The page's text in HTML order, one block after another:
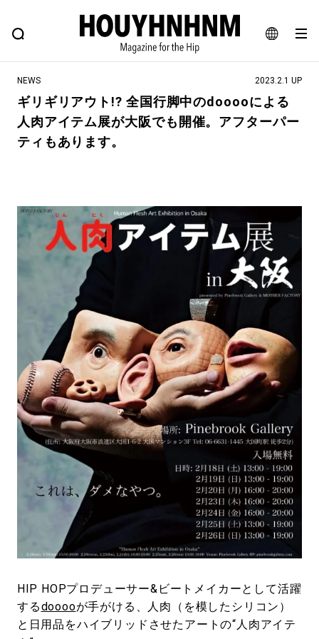
JA
EN
FEATURE BLOG SNAP
ヒップなファッション、カルチャー、ライフスタイルWEBマガジン
#注目のタグ
#NEW VINTAGE #マイナーグッド図鑑
#路地裏てぃーん。 #MONTHLY JOURNAL
#GH 銘品の所以 #フイナムのYouTube
#Commune H #AH.H
#ととけん #MUSIC #MOVIE
#LIFESTYLE #SNEAKER #OUTDOOR
#SPORTS #HANDSOME HANDBOOK
NEWS 2023.2.1 UP
ギリギリアウト!? 全国行脚中のdooooによる
人肉アイテム展が大阪でも開催。アフターパー
ティもあります。
HIP HOPプロデューサー&ビートメイカーとして活躍
するdooooが手がける、人肉（を模したシリコン）
と日用品をハイブリッドさせたアートの“人肉アイテ